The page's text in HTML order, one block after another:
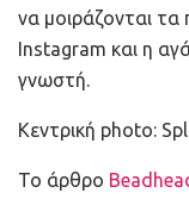
να μοιράζονται
Instagram και η
γνωστή.
Κεντρική photo:
To άρθρο